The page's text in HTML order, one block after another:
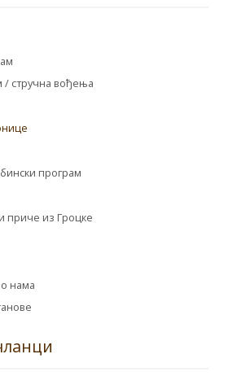
/ стручна вођења
програм
из Гроцке
нама